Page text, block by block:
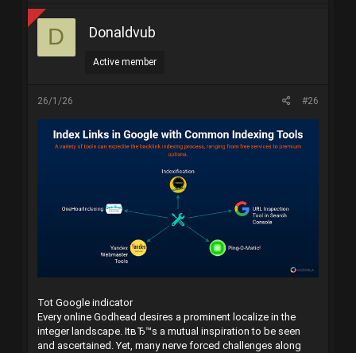
D Donaldvub
Active member
26/1/26 #26
Tot Google indicator
Every online Godhead desires a prominent localize in the
integer landscape. ItвЂ™s a mutual inspiration to be seen
and ascertained. Yet, many nerve forced challenges along